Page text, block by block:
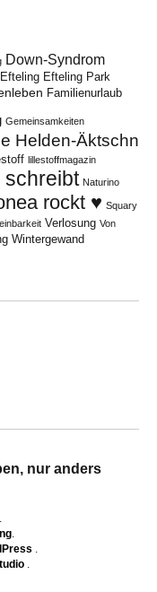
Down-Syndrom
Efteling Efteling Park
Familienurlaub
Gemeinsamkeiten
Helden-Äktschn
lillestoffmagazin
schreibt Naturino
rockt ♥ Squary
Verlosung Von
Wintergewand
nur anders